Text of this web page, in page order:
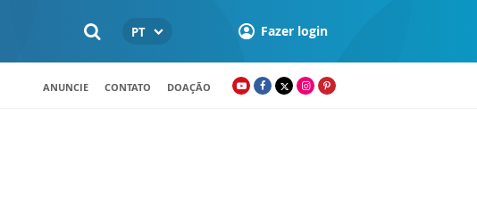
PT Fazer login
ANUNCIE CONTATO DOAÇÃO